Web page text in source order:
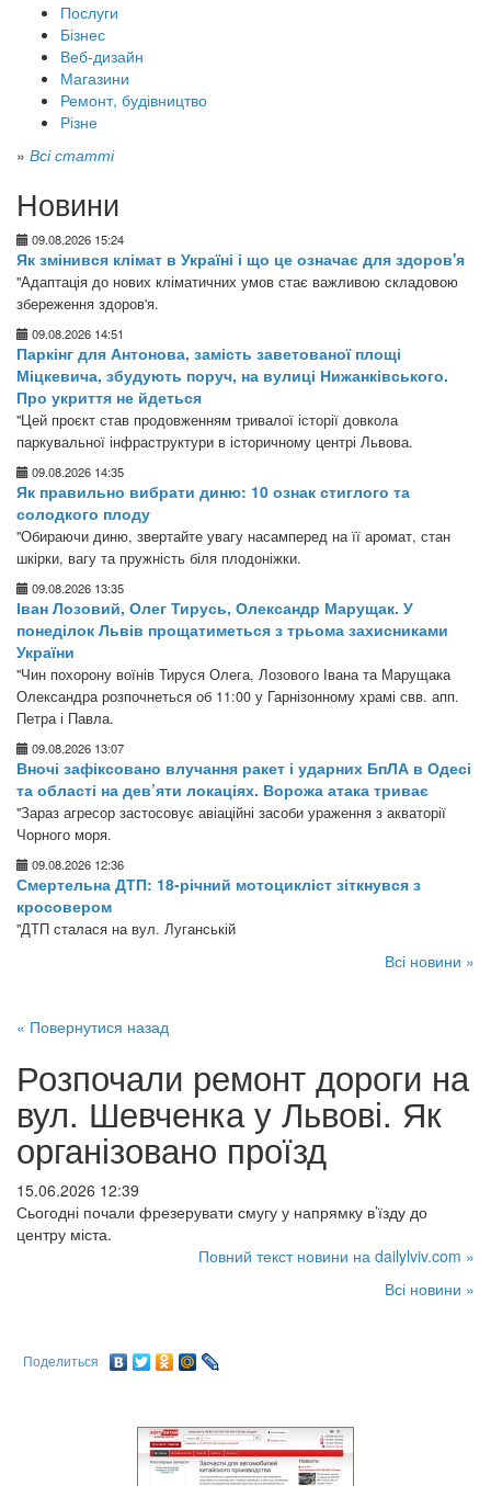
Послуги
Бізнес
Веб-дизайн
Магазини
Ремонт, будівництво
Різне
» Всі статті
Новини
09.08.2026 15:24
Як змінився клімат в Україні і що це означає для здоров'я
"Адаптація до нових кліматичних умов стає важливою складовою
збереження здоров'я.
09.08.2026 14:51
Паркінг для Антонова, замість заветованої площі
Міцкевича, збудують поруч, на вулиці Нижанківського.
Про укриття не йдеться
"Цей проєкт став продовженням тривалої історії довкола
паркувальної інфраструктури в історичному центрі Львова.
09.08.2026 14:35
Як правильно вибрати диню: 10 ознак стиглого та
солодкого плоду
"Обираючи диню, звертайте увагу насамперед на її аромат, стан
шкірки, вагу та пружність біля плодоніжки.
09.08.2026 13:35
Іван Лозовий, Олег Тирусь, Олександр Марущак. У
понеділок Львів прощатиметься з трьома захисниками
України
"Чин похорону воїнів Тируся Олега, Лозового Івана та Марущака
Олександра розпочнеться об 11:00 у Гарнізонному храмі свв. апп.
Петра і Павла.
09.08.2026 13:07
Вночі зафіксовано влучання ракет і ударних БпЛА в Одесі
та області на дев’яти локаціях. Ворожа атака триває
"Зараз агресор застосовує авіаційні засоби ураження з акваторії
Чорного моря.
09.08.2026 12:36
Смертельна ДТП: 18-річний мотоцикліст зіткнувся з
кросовером
"ДТП сталася на вул. Луганській
Всі новини »
« Повернутися назад
Розпочали ремонт дороги на
вул. Шевченка у Львові. Як
організовано проїзд
15.06.2026 12:39
Сьогодні почали фрезерувати смугу у напрямку в’їзду до
центру міста.
Повний текст новини на dailylviv.com »
Всі новини »
Поделиться